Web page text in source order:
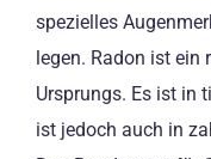
spezielles
legen. Radon ist ein
Ursprungs. Es ist in
ist jedoch auch in